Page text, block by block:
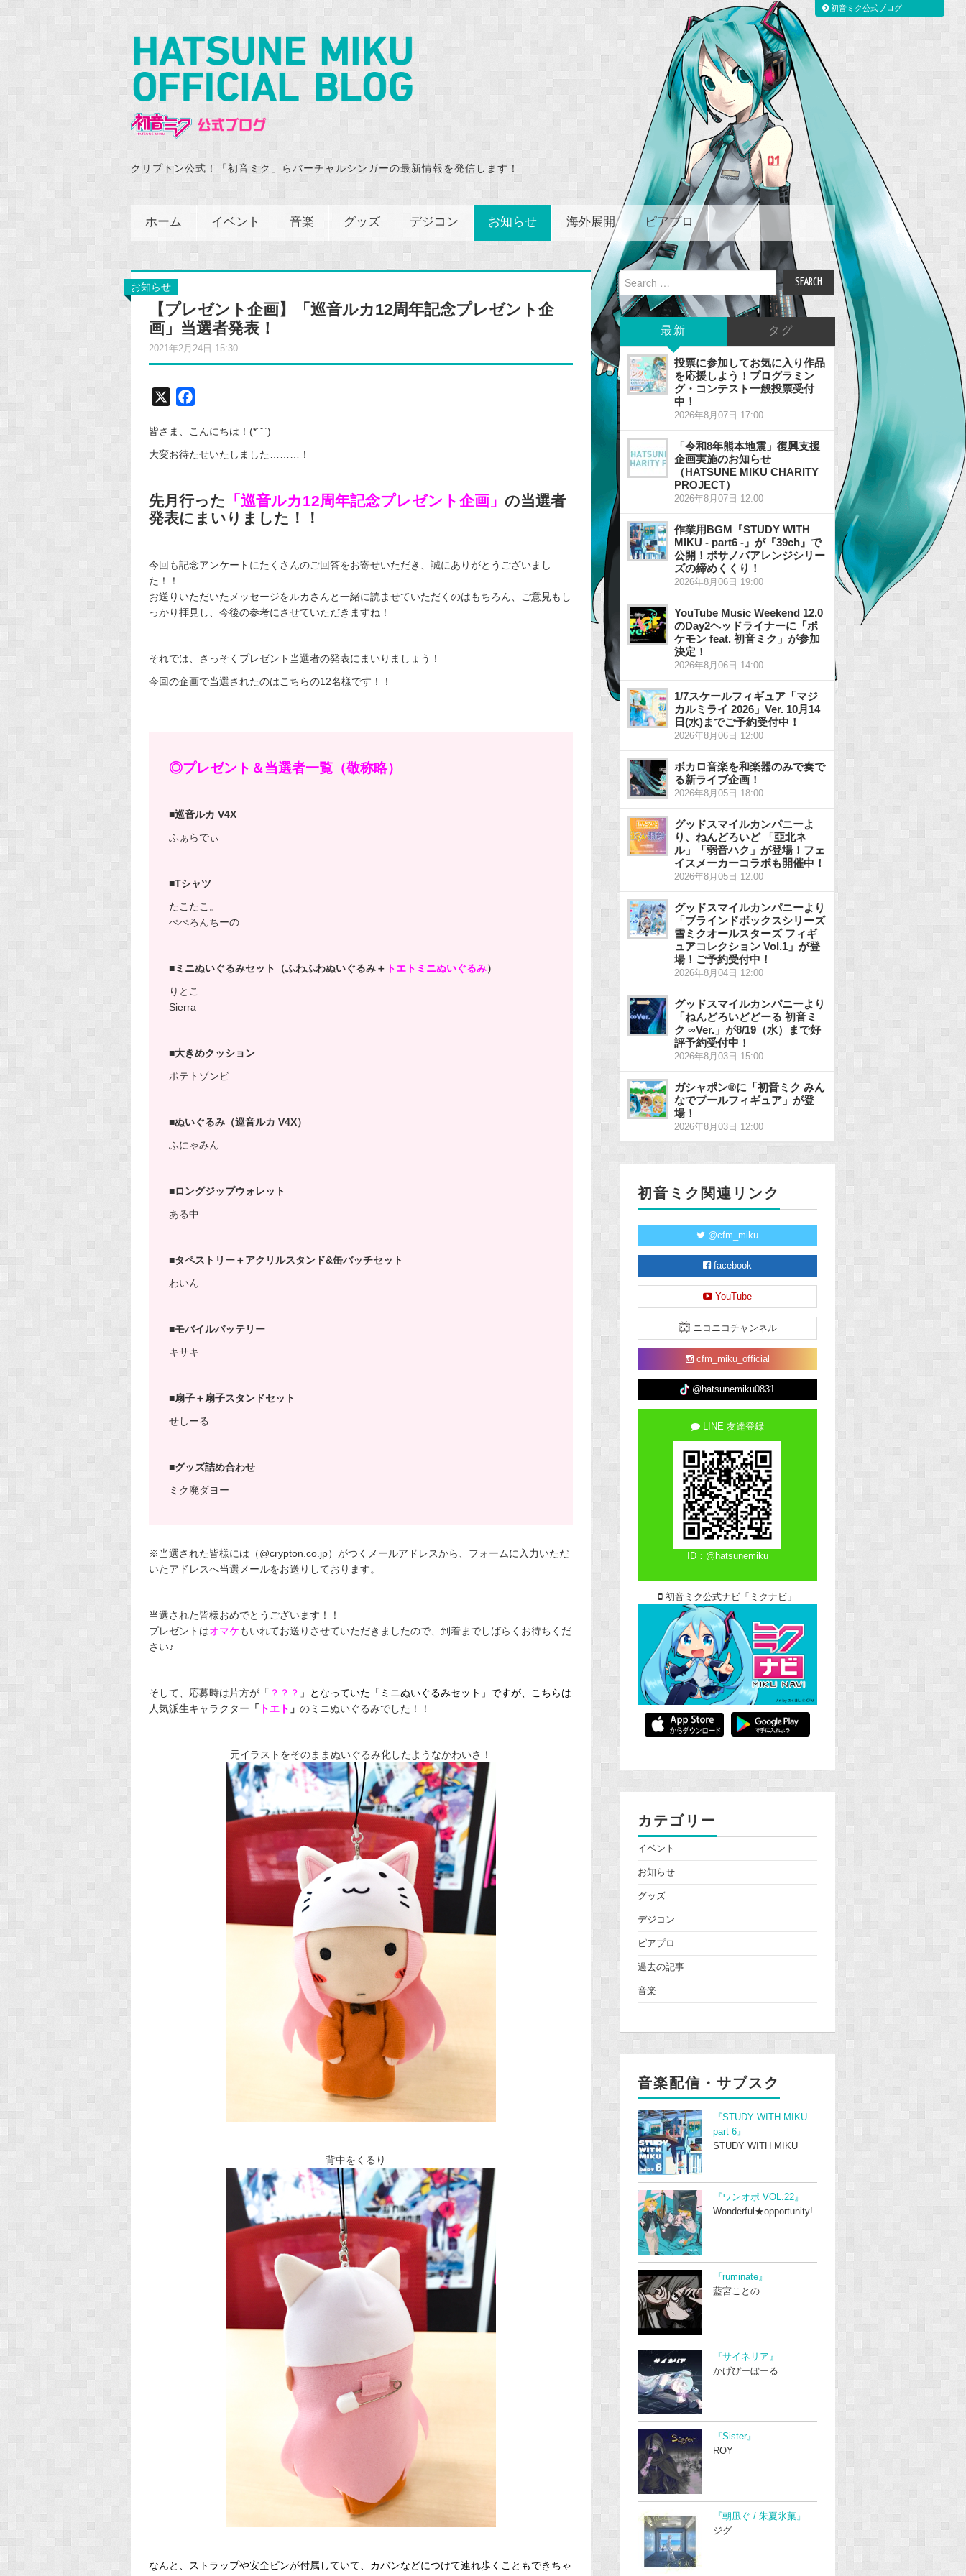
クリプトン公式！「初音ミク」らバーチャルシンガーの最新情報を発信します！
ホーム イベント 音楽 グッズ デジコン お知らせ 海外展開 ピアプロ
お知らせ
【プレゼント企画】「巡音ルカ12周年記念プレゼント企
画」当選者発表！
2021年2月24日 15:30
c
e
o
k
皆さま、こんにちは！(*´˘`)
大変お待たせいたしました………！
先月行った 「 巡音ルカ12周年記念プレゼント企画」 の当選者
発表にまいりました！！
今回も記念アンケートにたくさんのご回答をお寄せいただき、誠にありがとうございまし
た！！
お送りいただいたメッセージをルカさんと一緒に読ませていただくのはもちろん、ご意見もし
っかり拝見し、今後の参考にさせていただきますね！
それでは、さっそくプレゼント当選者の発表にまいりましょう！
今回の企画で当選されたのはこちらの12名様です！！
◎プレゼント＆当選者一覧（敬称略）
■巡音ルカ V4X
ふぁらでぃ
■Tシャツ
たこたこ。
ぺぺろんちーの
■ミニぬいぐるみセット（ふわふわぬいぐるみ＋ トエトミニぬいぐるみ）
りとこ
Sierra
■大きめクッション
ポテトゾンビ
■ぬいぐるみ（巡音ルカ V4X）
ふにゃみん
■ロングジップウォレット
ある中
■タペストリー＋アクリルスタンド&缶バッチセット
わいん
■モバイルバッテリー
キサキ
■扇子＋扇子スタンドセット
せしーる
■グッズ詰め合わせ
ミク廃ダヨー
※当選された皆様には（@crypton.co.jp）がつくメールアドレスから、フォームに入力いただ
いたアドレスへ当選メールをお送りしております。
当選された皆様おめでとうございます！！
プレゼントはオマケもいれてお送りさせていただきましたので、到着までしばらくお待ちくだ
さい♪
そして、応募時は片方が「 ？？？ 」となっていた「ミニぬいぐるみセット」ですが、こちらは
人気派生キャラクター 「 トエト 」 のミニぬいぐるみでした！！
元イラストをそのままぬいぐるみ化したようなかわいさ！
背中をくるり…
なんと、ストラップや安全ピンが付属していて、カバンなどにつけて連れ歩くこともできちゃ
Search
for:
最新 タグ
投票に参加してお気に入り作品
を応援しよう！プログラミン
グ・コンテスト一般投票受付
中！
2026年8月07日 17:00
「令和8年熊本地震」復興支援
企画実施のお知らせ
（HATSUNE MIKU CHARITY
PROJECT）
2026年8月07日 12:00
作業用BGM『STUDY WITH
MIKU - part6 -』が『39ch』で
公開！ボサノバアレンジシリー
ズの締めくくり！
2026年8月06日 19:00
YouTube Music Weekend 12.0
のDay2ヘッドライナーに「ポ
ケモン feat. 初音ミク」が参加
決定！
2026年8月06日 14:00
1/7スケールフィギュア「マジ
カルミライ 2026」Ver. 10月14
日(水)までご予約受付中！
2026年8月06日 12:00
ボカロ音楽を和楽器のみで奏で
る新ライブ企画！
2026年8月05日 18:00
グッドスマイルカンパニーよ
り、ねんどろいど 「亞北ネ
ル」「弱音ハク」が登場！フェ
イスメーカーコラボも開催中！
2026年8月05日 12:00
グッドスマイルカンパニーより
「ブラインドボックスシリーズ
雪ミクオールスターズ フィギ
ュアコレクション Vol.1」が登
場！ご予約受付中！
2026年8月04日 12:00
グッドスマイルカンパニーより
「ねんどろいどどーる 初音ミ
ク ∞Ver.」が8/19（水）まで好
評予約受付中！
2026年8月03日 15:00
ガシャポン®に「初音ミク みん
なでプールフィギュア」が登
場！
2026年8月03日 12:00
初音ミク関連リンク
@cfm_miku
facebook
YouTube
ニコニコチャンネル
cfm_miku_official
@hatsunemiku0831
LINE 友達登録
ID：@hatsunemiku
初音ミク公式ナビ「ミクナビ」
カテゴリー
イベント
お知らせ
グッズ
デジコン
ピアプロ
過去の記事
音楽
音楽配信・サブスク
『STUDY WITH MIKU
part 6』
STUDY WITH MIKU
『ワンオポ VOL.22』
Wonderful★opportunity!
『ruminate』
藍宮ことの
『サイネリア』
かげぴーぼーる
『Sister』
ROY
『朝凪ぐ / 朱夏氷菓』
ジグ
初音ミク公式ブログ